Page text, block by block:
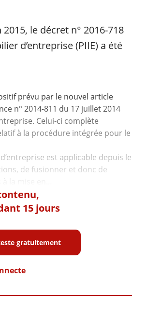
le décret n° 2016-718
d’entreprise (PIIE) a été
prévu par le nouvel article
n° 2014-811 du 17 juillet 2014
Celui-ci complète
à la procédure intégrée pour le
est applicable depuis le
de fusionner et donc de
15 jours
gratuitement